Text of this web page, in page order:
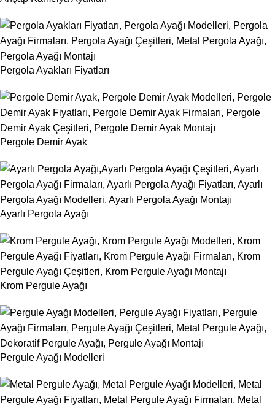
Pergola Ayakları Fiyatları
Pergole Demir Ayak
Ayarlı Pergola Ayağı
Krom Pergule Ayağı
Pergule Ayağı Modelleri